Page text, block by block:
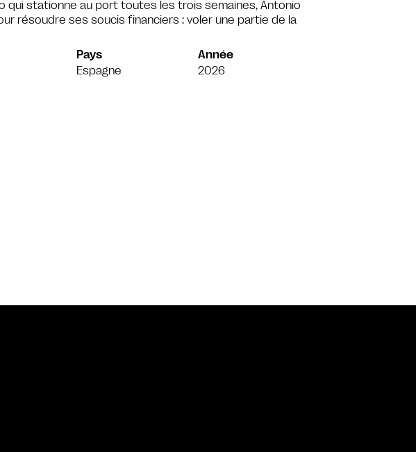
qui stationne au port toutes les trois semaines, Antonio
résoudre ses soucis financiers : voler une partie de la
Pays
Espagne
Année
2026